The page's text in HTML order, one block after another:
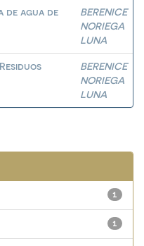
de agua de
BERENICE
NORIEGA
LUNA
BERENICE
NORIEGA
LUNA
1
1